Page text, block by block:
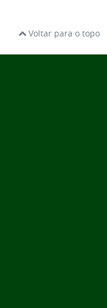
Voltar para o topo